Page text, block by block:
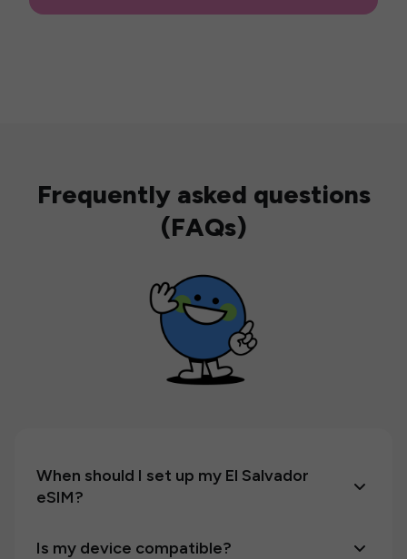
Frequently asked questions
(FAQs)
When should I set up my El Salvador
eSIM?
Is my device compatible?